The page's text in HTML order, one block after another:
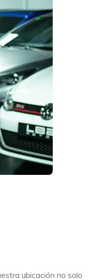
ubicación no solo